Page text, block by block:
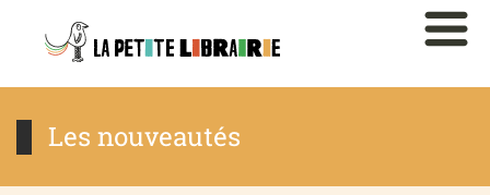
Les nouveautés